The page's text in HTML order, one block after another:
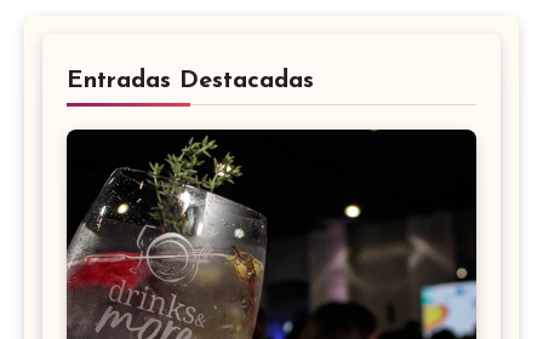
Entradas Destacadas